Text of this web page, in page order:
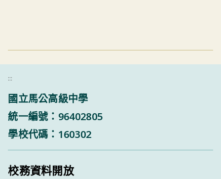
:::
國立馬公高級中學
統一編號：96402805
學校代碼：160302
校務資料開放